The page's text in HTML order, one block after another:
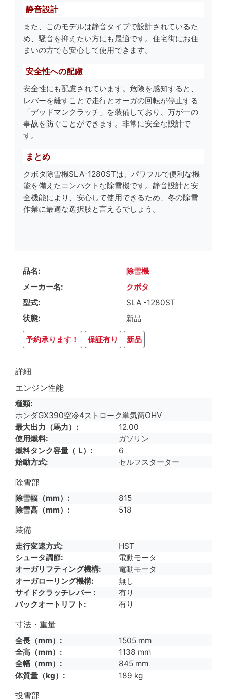
静音設計
また、このモデルは静音タイプで設計されているた
め、騒音を抑えたい方にも最適です。住宅街にお住
まいの方でも安心して使用できます。
安全性への配慮
安全性にも配慮されています。危険を感知すると、
レバーを離すことで走行とオーガの回転が停止する
「デッドマンクラッチ」を装備しており、万が一の
事故を防ぐことができます。非常に安全な設計で
す。
まとめ
クボタ除雪機SLA-1280STは、パワフルで便利な機
能を備えたコンパクトな除雪機です。静音設計と安
全機能により、安心して使用できるため、冬の除雪
作業に最適な選択肢と言えるでしょう。
品名
除雪機
メーカー名
クボタ
型式
SLA -1280ST
状態
新品
予約承ります！ 保証有り 新品
詳細
エンジン性能
種類
ホンダGX390空冷4ストローク単気筒OHV
最大出力（馬力）
12.00
使用燃料
ガソリン
燃料タンク容量（ L）
6
始動方式
セルフスターター
除雪部
除雪幅（mm）
815
除雪高（mm）
518
装備
走行変速方式
HST
シュータ調節
電動モータ
オーガリフティング機構
電動モータ
オーガローリング機構
無し
サイドクラッチレバー
有り
バックオートリフト
有り
寸法・重量
全長（mm）
1505 mm
全高（mm）
1138 mm
全幅（mm）
845 mm
体質量（kg）
189 kg
投雪部